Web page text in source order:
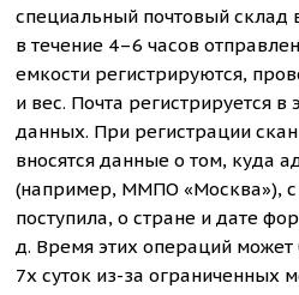
специальный почтовый склад
в течение 4–6 часов
емкости регистрируются,
и вес. Почта регистрируется в
данных. При регистрации
вносятся данные о том, куда
(например, ММПО «Москва»), с
поступила, о стране и дате
д. Время этих операций может
7х суток из-за ограниченных